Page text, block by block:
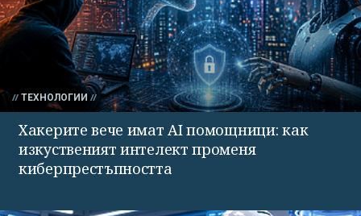
ТЕХНОЛОГИИ
Хакерите вече имат AI помощници: как
изкуственият интелект променя
киберпрестъпността